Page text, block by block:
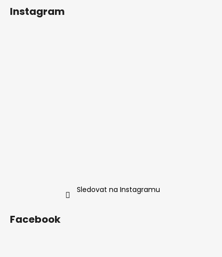
Instagram
Sledovat na Instagramu
Facebook